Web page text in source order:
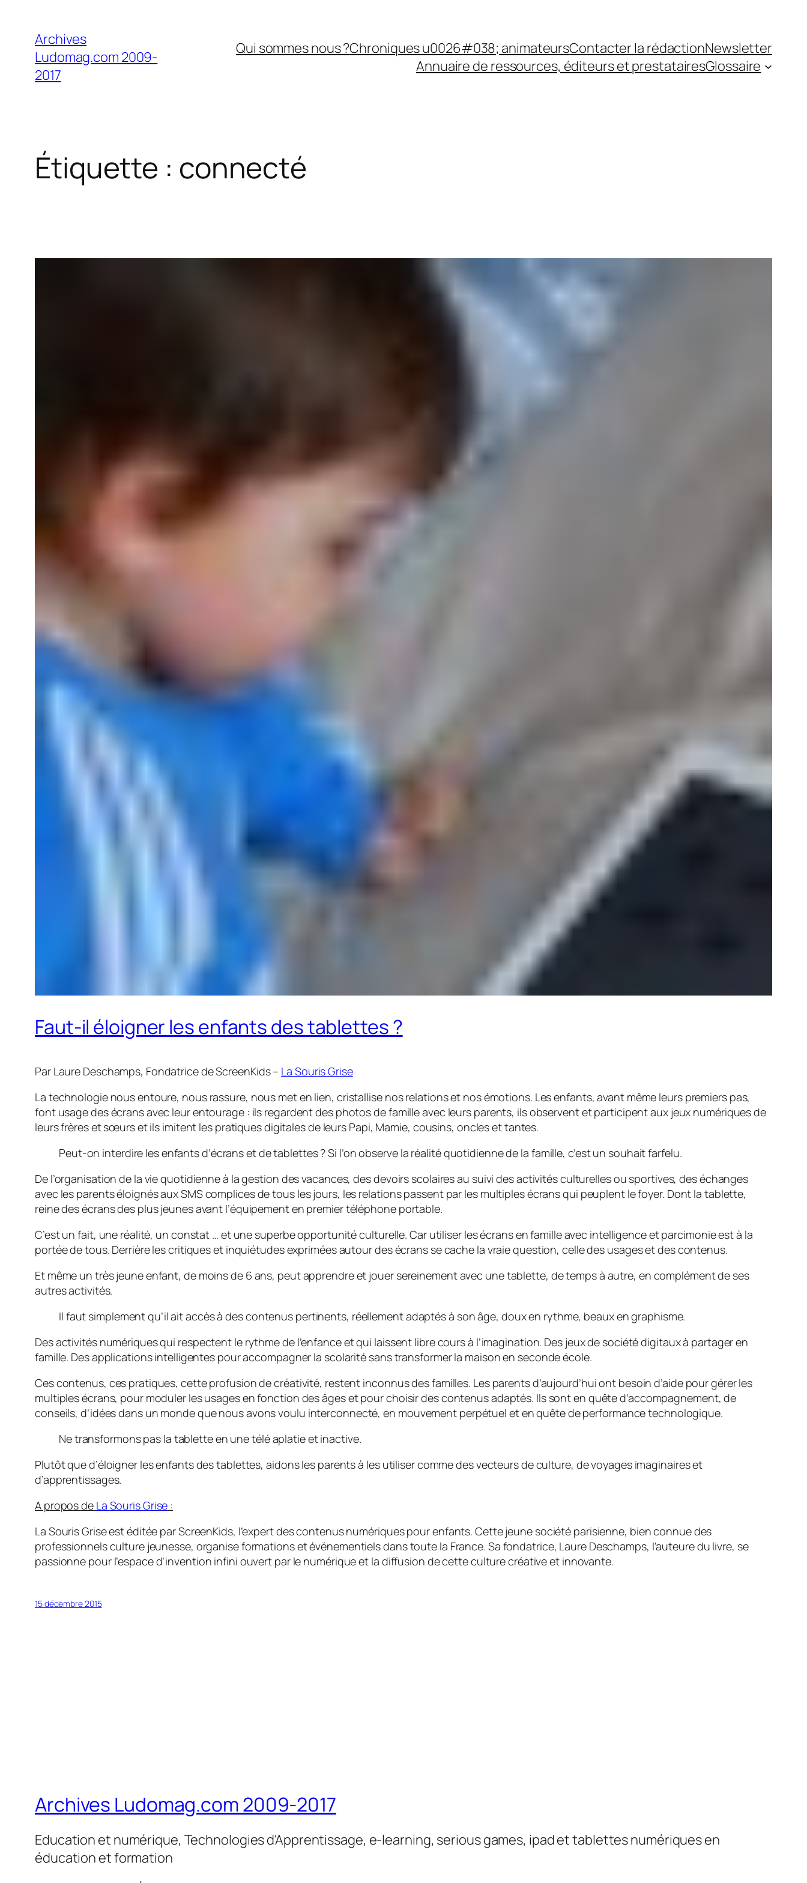
contenu
Archives
Ludomag.com 2009-
2017
Qui sommes nous ?Chroniques u0026#038; animateursContacter la rédactionNewsletter
Annuaire de ressources, éditeurs et prestatairesGlossaire
Étiquette : connecté
Faut-il éloigner les enfants des tablettes ?
Par Laure Deschamps, Fondatrice de ScreenKids – La Souris Grise
La technologie nous entoure, nous rassure, nous met en lien, cristallise nos relations et nos émotions. Les enfants, avant même leurs premiers pas,
font usage des écrans avec leur entourage : ils regardent des photos de famille avec leurs parents, ils observent et participent aux jeux numériques de
leurs frères et sœurs et ils imitent les pratiques digitales de leurs Papi, Mamie, cousins, oncles et tantes.
Peut-on interdire les enfants d’écrans et de tablettes ? Si l’on observe la réalité quotidienne de la famille, c’est un souhait farfelu.
De l’organisation de la vie quotidienne à la gestion des vacances, des devoirs scolaires au suivi des activités culturelles ou sportives, des échanges
avec les parents éloignés aux SMS complices de tous les jours, les relations passent par les multiples écrans qui peuplent le foyer. Dont la tablette,
reine des écrans des plus jeunes avant l’équipement en premier téléphone portable.
C’est un fait, une réalité, un constat … et une superbe opportunité culturelle. Car utiliser les écrans en famille avec intelligence et parcimonie est à la
portée de tous. Derrière les critiques et inquiétudes exprimées autour des écrans se cache la vraie question, celle des usages et des contenus.
Et même un très jeune enfant, de moins de 6 ans, peut apprendre et jouer sereinement avec une tablette, de temps à autre, en complément de ses
autres activités.
Il faut simplement qu’il ait accès à des contenus pertinents, réellement adaptés à son âge, doux en rythme, beaux en graphisme.
Des activités numériques qui respectent le rythme de l’enfance et qui laissent libre cours à l’imagination. Des jeux de société digitaux à partager en
famille. Des applications intelligentes pour accompagner la scolarité sans transformer la maison en seconde école.
Ces contenus, ces pratiques, cette profusion de créativité, restent inconnus des familles. Les parents d’aujourd’hui ont besoin d’aide pour gérer les
multiples écrans, pour moduler les usages en fonction des âges et pour choisir des contenus adaptés. Ils sont en quête d’accompagnement, de
conseils, d’idées dans un monde que nous avons voulu interconnecté, en mouvement perpétuel et en quête de performance technologique.
Ne transformons pas la tablette en une télé aplatie et inactive.
Plutôt que d’éloigner les enfants des tablettes, aidons les parents à les utiliser comme des vecteurs de culture, de voyages imaginaires et
d’apprentissages.
A propos de La Souris Grise :
La Souris Grise est éditée par ScreenKids, l’expert des contenus numériques pour enfants. Cette jeune société parisienne, bien connue des
professionnels culture jeunesse, organise formations et événementiels dans toute la France. Sa fondatrice, Laure Deschamps, l’auteure du livre, se
passionne pour l’espace d’invention infini ouvert par le numérique et la diffusion de cette culture créative et innovante.
15 décembre 2015
Archives Ludomag.com 2009-2017
Education et numérique, Technologies d'Apprentissage, e-learning, serious games, ipad et tablettes numériques en
éducation et formation